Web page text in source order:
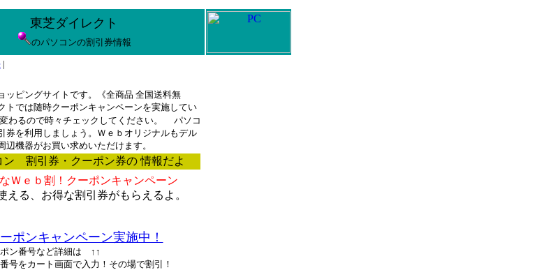
東芝ダイレクト
のパソコンの割引券情報
|
ッピングサイトです。《全商品 全国送料無
では随時クーポンキャンペーンを実施してい
わるので時々チェックしてください。
パソコ
券を利用しましょう。Ｗｅｂオリジナルもデル
機器がお買い求めいただけます。
割引券・クーポン券の 情報だよ
Ｗｅｂ割！クーポンキャンペーン
える、お得な割引券がもらえるよ。
ポンキャンペーン実施中！
ン番号など詳細は ↑↑
号をカート画面で入力！その場で割引！